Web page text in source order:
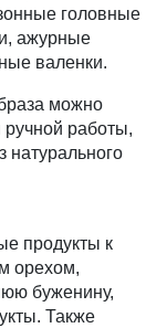
головные
ажурные
валенки.
можно
ручной работы,
натурального
продукты к
орехом,
буженину,
Также